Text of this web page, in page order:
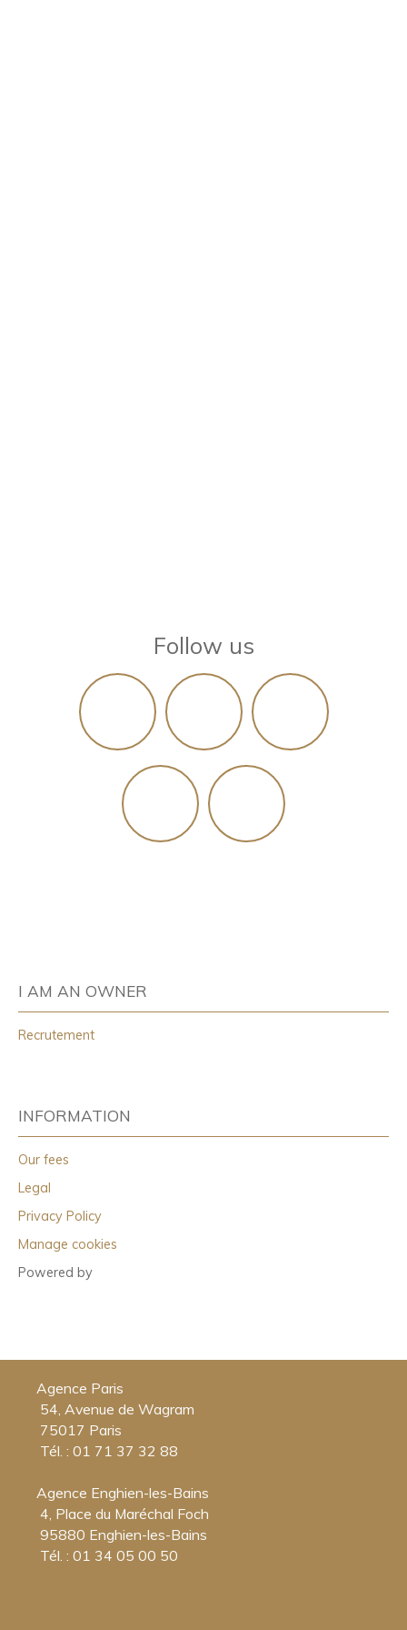
Follow us
I AM AN OWNER
Recrutement
INFORMATION
Our fees
Legal
Privacy Policy
Manage cookies
Powered by
Agence Paris
54, Avenue de Wagram
75017 Paris
Tél. : 01 71 37 32 88
Agence Enghien-les-Bains
4, Place du Maréchal Foch
95880 Enghien-les-Bains
Tél. : 01 34 05 00 50